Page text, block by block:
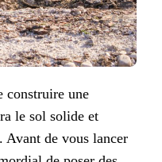
construire une
le sol solide et
Avant de vous lancer